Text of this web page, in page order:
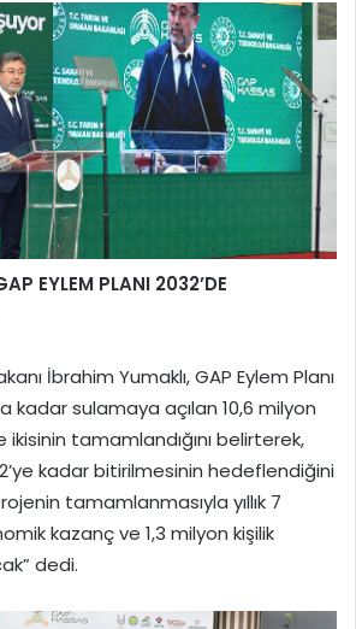
EYLEM PLANI 2032’DE
İbrahim Yumaklı, GAP Eylem Planı
kadar sulamaya açılan 10,6 milyon
ikisinin tamamlandığını belirterek,
kadar bitirilmesinin hedeflendiğini
tamamlanmasıyla yıllık 7
kazanç ve 1,3 milyon kişilik
dedi.